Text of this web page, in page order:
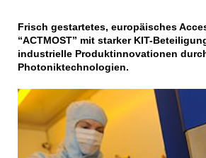
Frisch gestartetes, europäisches
“ACTMOST” mit starker KIT-
industrielle Produktinnovationen
Photoniktechnologien.